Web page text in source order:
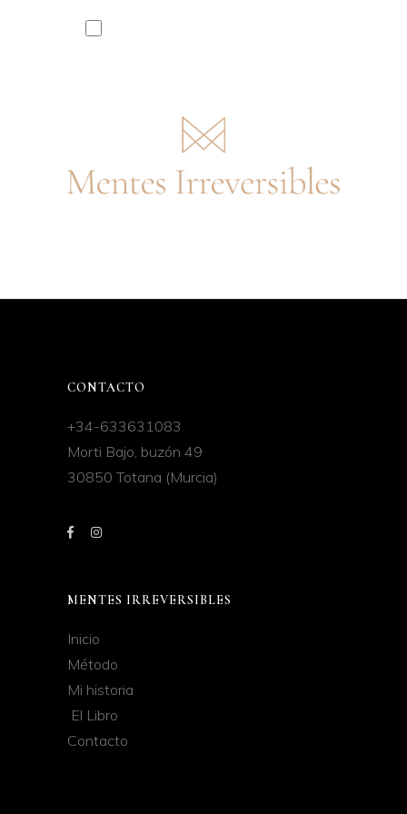
CONTACTO
+34-633631083
Morti Bajo, buzón 49
30850 Totana (Murcia)
MENTES IRREVERSIBLES
Inicio
Método
Mi historia
El Libro
Contacto